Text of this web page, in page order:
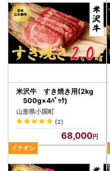
米沢牛 すき焼き用(2kg
500g×4ﾊﾟｯｸ)
山形県小国町
(2)
68,000